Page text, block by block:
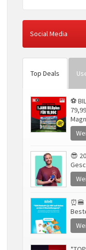
Social Media
Top Deals
⚽
😎
⏰🍔